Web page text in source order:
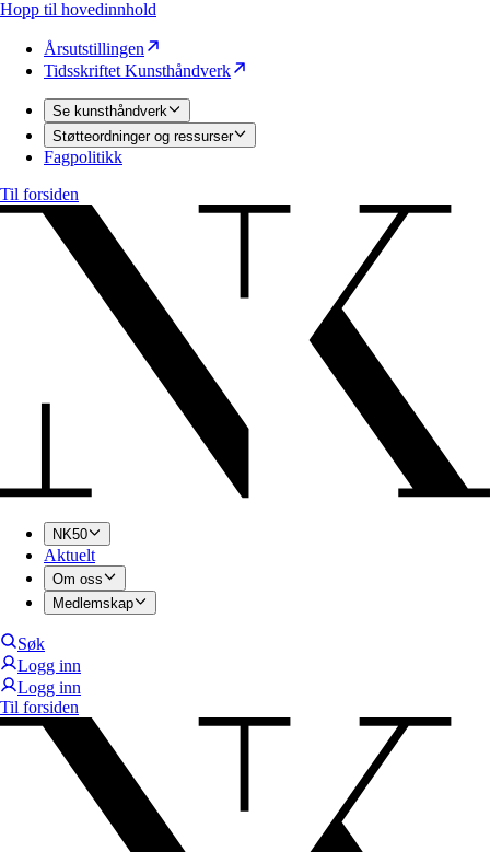
Hopp til hovedinnhold
Årsutstillingen
Tidsskriftet Kunsthåndverk
Se kunsthåndverk
Støtteordninger og ressurser
Fagpolitikk
Til forsiden
NK50
Aktuelt
Om oss
Medlemskap
Søk
Logg inn
Logg inn
Til forsiden